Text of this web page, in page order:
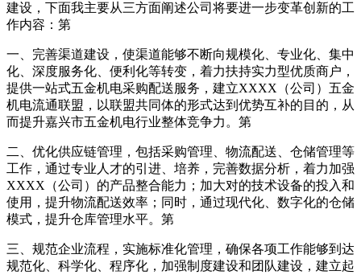
建设，下面我主要从三方面阐述公司将要进一步变革创新的工
作内容：第
一、完善渠道建设，使渠道能够不断向规模化、专业化、集中
化、深度服务化、便利化等转变，着力扶持实力型优质商户，
提供一站式五金机电采购配送服务，建立XXXX（公司）五金
机电流通联盟，以联盟共同体的形式达到优势互补的目的，从
而提升嘉兴市五金机电行业整体竞争力。第
二、优化供应链管理，包括采购管理、物流配送、仓储管理等
工作，通过专业人才的引进、培养，完善数据分析，着力加强
XXXX（公司）的产品整合能力；加大对的技术设备的投入和
使用，提升物流配送效率；同时，通过现代化、数字化的仓储
模式，提升仓库管理水平。第
三、规范企业流程，实施标准化管理，确保各项工作能够到达
规范化、科学化、程序化，加强制度建设和团队建设，建立起